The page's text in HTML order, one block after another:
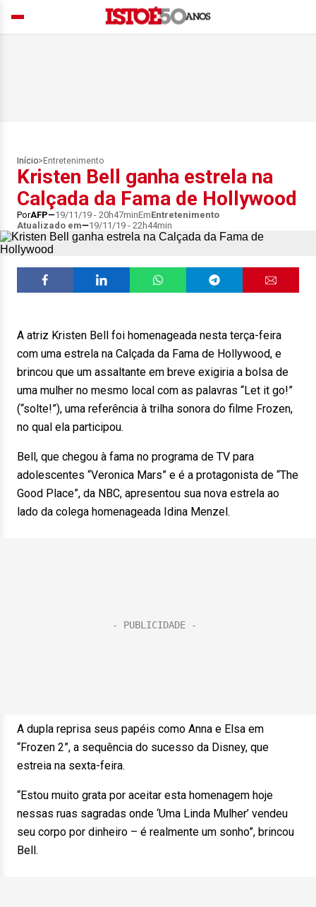
Início> Entretenimento
Kristen Bell ganha estrela na
Calçada da Fama de Hollywood
PorAFP 19/11/19 - 20h47minEmEntretenimento
Atualizado em
19/11/19 - 22h44min
A atriz Kristen Bell foi homenageada nesta terça-feira
com uma estrela na Calçada da Fama de Hollywood, e
brincou que um assaltante em breve exigiria a bolsa de
uma mulher no mesmo local com as palavras “Let it go!”
(“solte!”), uma referência à trilha sonora do filme Frozen,
no qual ela participou.
Bell, que chegou à fama no programa de TV para
adolescentes “Veronica Mars” e é a protagonista de “The
Good Place”, da NBC, apresentou sua nova estrela ao
lado da colega homenageada Idina Menzel.
A dupla reprisa seus papéis como Anna e Elsa em
“Frozen 2”, a sequência do sucesso da Disney, que
estreia na sexta-feira.
“Estou muito grata por aceitar esta homenagem hoje
nessas ruas sagradas onde ‘Uma Linda Mulher’ vendeu
seu corpo por dinheiro – é realmente um sonho”, brincou
Bell.